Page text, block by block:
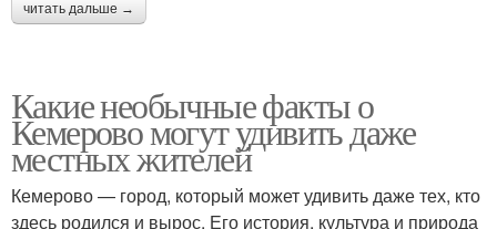
читать дальше →
Какие необычные факты о
Кемерово могут удивить даже
местных жителей
Кемерово — город, который может удивить даже тех, кто
здесь родился и вырос. Его история, культура и природа